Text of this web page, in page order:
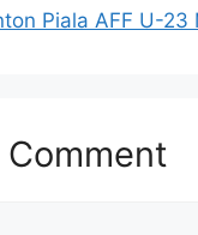
Piala AFF U-23
Comment